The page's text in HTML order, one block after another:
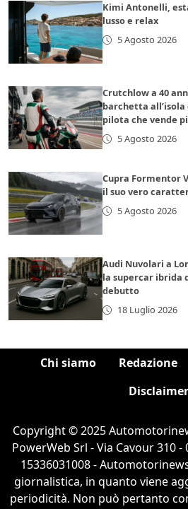
Kimi Antonelli,
lusso e relax
5 Agosto 2026
Crutchlow a 40
barchetta
pilota che vende
5 Agosto 2026
Cupra Formentor
il suo vero
5 Agosto 2026
Audi Nuvolari a
la supercar ibrida
debutto
18 Luglio 2026
Chi siamo Redazione
Disclaimer
Copyright © 2025
PowerWeb Srl - Via Cavour 310 -
15336031008 -
giornalistica, in quanto viene
periodicità. Non può pertanto